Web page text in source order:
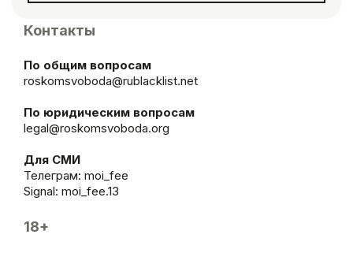
Контакты
По общим вопросам
roskomsvoboda@rublacklist.net
По юридическим вопросам
legal@roskomsvoboda.org
Для СМИ
Телеграм: moi_fee
Signal: moi_fee.13
18+